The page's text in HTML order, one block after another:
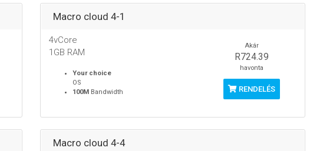
Macro cloud 4-1
4vCore
1GB RAM
Your choice
OS
100M Bandwidth
Akár
R724.39
havonta
RENDELÉS
Macro cloud 4-4